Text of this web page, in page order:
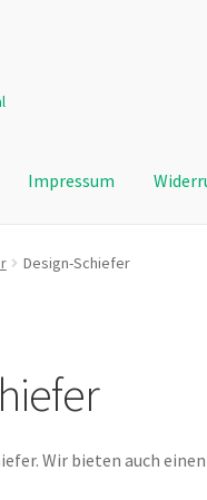
Impressum
Design-Schiefer
Wir bieten auch